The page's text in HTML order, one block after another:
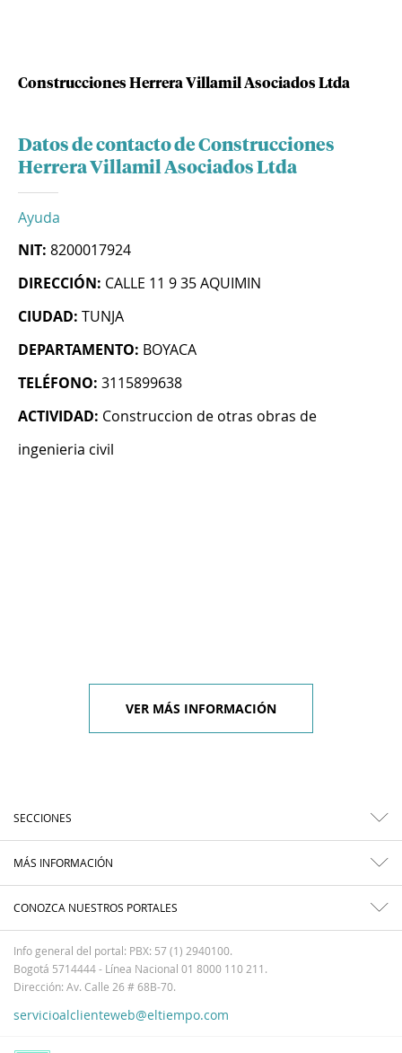
Construcciones Herrera Villamil Asociados Ltda
Datos de contacto de Construcciones
Herrera Villamil Asociados Ltda
Ayuda
NIT: 8200017924
DIRECCIÓN: CALLE 11 9 35 AQUIMIN
CIUDAD: TUNJA
DEPARTAMENTO: BOYACA
TELÉFONO: 3115899638
ACTIVIDAD: Construccion de otras obras de
ingenieria civil
VER MÁS INFORMACIÓN
SECCIONES
MÁS INFORMACIÓN
CONOZCA NUESTROS PORTALES
Info general del portal: PBX: 57 (1) 2940100.
Bogotá 5714444 - Línea Nacional 01 8000 110 211.
Dirección: Av. Calle 26 # 68B-70.
servicioalclienteweb@eltiempo.com